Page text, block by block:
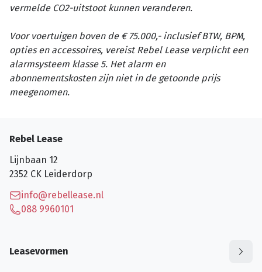
vermelde CO2-uitstoot kunnen veranderen.
Voor voertuigen boven de € 75.000,- inclusief BTW, BPM,
opties en accessoires, vereist Rebel Lease verplicht een
alarmsysteem klasse 5. Het alarm en
abonnementskosten zijn niet in de getoonde prijs
meegenomen.
Rebel Lease
Lijnbaan 12
2352 CK Leiderdorp
info@rebellease.nl
088 9960101
Leasevormen